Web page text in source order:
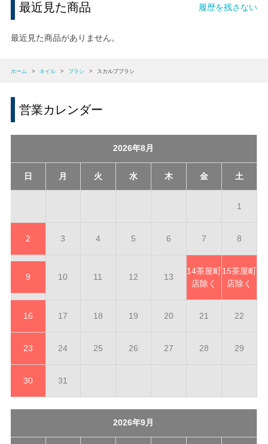
最近見た商品 履歴を残さない
最近見た商品がありません。
ホーム > ネイル > ブラシ > スカルプブラシ
営業カレンダー
2026年8月
日 月 火 水 木 金 土
1
2 3 4 5 6 7 8
9 10 11 12 13
14茶屋町
店除く
15茶屋町
店除く
16 17 18 19 20 21 22
23 24 25 26 27 28 29
30 31
2026年9月